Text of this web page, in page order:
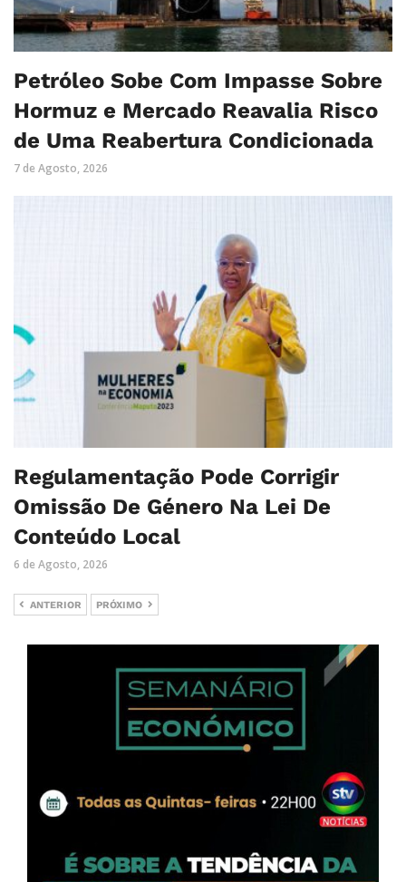
Petróleo Sobe Com Impasse Sobre
Hormuz e Mercado Reavalia Risco
de Uma Reabertura Condicionada
7 de Agosto, 2026
Regulamentação Pode Corrigir
Omissão De Género Na Lei De
Conteúdo Local
6 de Agosto, 2026
ANTERIOR PRÓXIMO